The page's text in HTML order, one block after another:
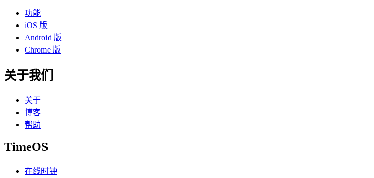
功能
iOS 版
Android 版
Chrome 版
关于我们
关于
博客
帮助
TimeOS
在线时钟